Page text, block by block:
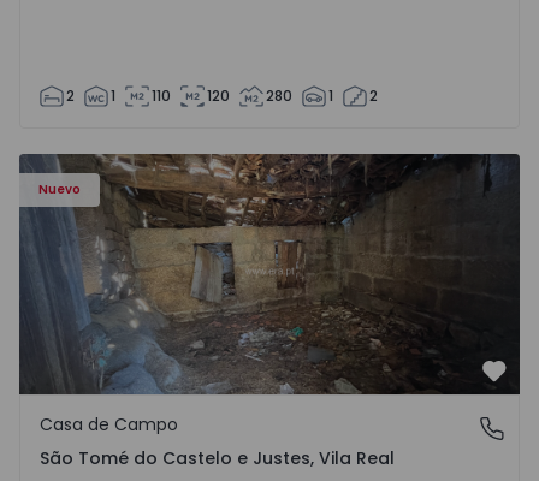
2 1 110 120 280 1 2
Nuevo
Casa Vila Real, São Tomé do Castelo e Justes - 1575189 - 1
São Tomé do Castelo e Justes, Vila Real
Casa de Campo
São Tomé do Castelo e Justes, Vila Real